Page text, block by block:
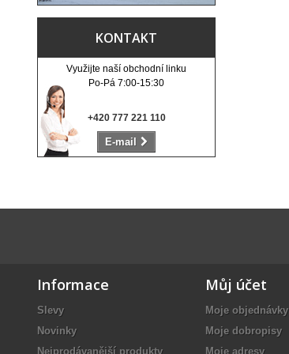
KONTAKT
Využijte naší obchodní linku
Po-Pá 7:00-15:30
+420 777 221 110
E-mail
Informace
Slevy
Novinky
Nejprodávanější produkty
Můj účet
Moje objednávky
Moje dobropisy
Moje adresy